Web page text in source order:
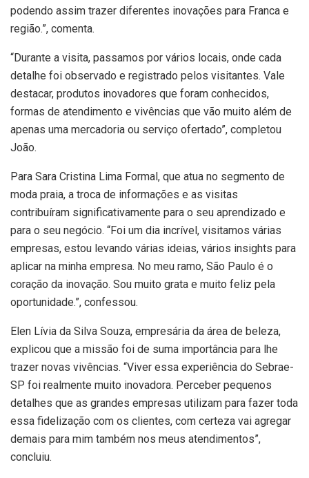
podendo assim trazer diferentes inovações para Franca e
região.”, comenta.
“Durante a visita, passamos por vários locais, onde cada
detalhe foi observado e registrado pelos visitantes. Vale
destacar, produtos inovadores que foram conhecidos,
formas de atendimento e vivências que vão muito além de
apenas uma mercadoria ou serviço ofertado”, completou
João.
Para Sara Cristina Lima Formal, que atua no segmento de
moda praia, a troca de informações e as visitas
contribuíram significativamente para o seu aprendizado e
para o seu negócio. “Foi um dia incrível, visitamos várias
empresas, estou levando várias ideias, vários insights para
aplicar na minha empresa. No meu ramo, São Paulo é o
coração da inovação. Sou muito grata e muito feliz pela
oportunidade.”, confessou.
Elen Lívia da Silva Souza, empresária da área de beleza,
explicou que a missão foi de suma importância para lhe
trazer novas vivências. “Viver essa experiência do Sebrae-
SP foi realmente muito inovadora. Perceber pequenos
detalhes que as grandes empresas utilizam para fazer toda
essa fidelização com os clientes, com certeza vai agregar
demais para mim também nos meus atendimentos”,
concluiu.